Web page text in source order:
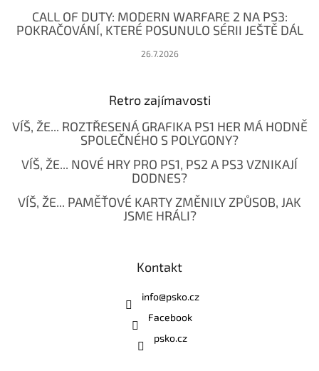
CALL OF DUTY: MODERN WARFARE 2 NA PS3:
POKRAČOVÁNÍ, KTERÉ POSUNULO SÉRII JEŠTĚ DÁL
26.7.2026
Retro zajímavosti
VÍŠ, ŽE... ROZTŘESENÁ GRAFIKA PS1 HER MÁ HODNĚ
SPOLEČNÉHO S POLYGONY?
VÍŠ, ŽE... NOVÉ HRY PRO PS1, PS2 A PS3 VZNIKAJÍ
DODNES?
VÍŠ, ŽE... PAMĚŤOVÉ KARTY ZMĚNILY ZPŮSOB, JAK
JSME HRÁLI?
Kontakt
info@psko.cz
Facebook
psko.cz